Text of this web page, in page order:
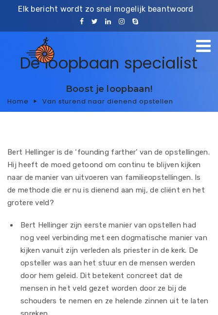
Elk bericht wordt zo snel mogelijk beantwoord
De loopbaan specialist
Boost je loopbaan!
Home Van sturend naar dienend opstellen
Bert Hellinger is de ‘founding farther’ van de opstellingen.
Hij heeft de moed getoond om continu te blijven kijken
naar de manier van uitvoeren van familieopstellingen. Is
de methode die er nu is dienend aan mij, de cliënt en het
grotere veld?
Bert Hellinger zijn eerste manier van opstellen had
nog veel verbinding met een dogmatische manier van
kijken vanuit zijn verleden als priester in de kerk. De
opsteller was aan het stuur en de mensen werden
door hem geleid. Dit betekent concreet dat de
mensen in het veld gezet worden door ze bij de
schouders te nemen en ze helende zinnen uit te laten